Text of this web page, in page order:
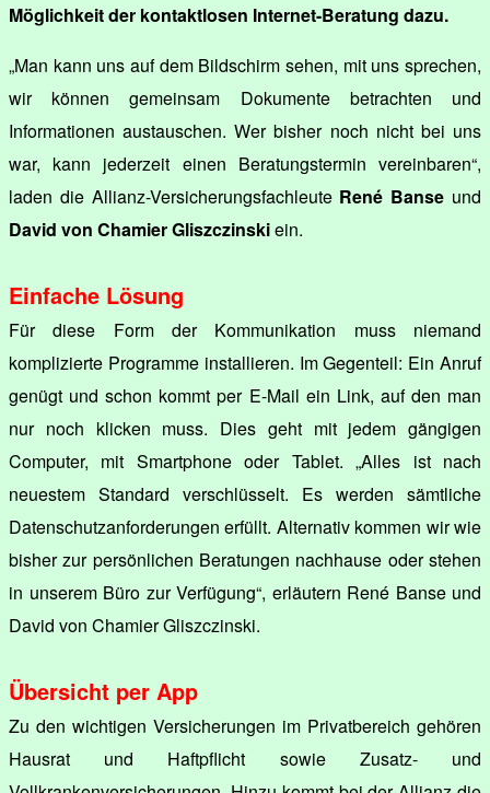
Möglichkeit der kontaktlosen Internet-Beratung dazu.
„Man kann uns auf dem Bildschirm sehen, mit uns sprechen,
wir können gemeinsam Dokumente betrachten und
Informationen austauschen. Wer bisher noch nicht bei uns
war, kann jederzeit einen Beratungstermin vereinbaren“,
laden die Allianz-Versicherungsfachleute René Banse und
David von Chamier Gliszczinskiein.
Einfache Lösung
Für diese Form der Kommunikation muss niemand
komplizierte Programme installieren. Im Gegenteil: Ein Anruf
genügt und schon kommt per E-Mail ein Link, auf den man
nur noch klicken muss. Dies geht mit jedem gängigen
Computer, mit Smartphone oder Tablet. „Alles ist nach
neuestem Standard verschlüsselt. Es werden sämtliche
Datenschutzanforderungen erfüllt. Alternativ kommen wir wie
bisher zur persönlichen Beratungen nachhause oder stehen
in unserem Büro zur Verfügung“, erläutern René Banse und
David von Chamier Gliszczinski.
Übersicht per App
Zu den wichtigen Versicherungen im Privatbereich gehören
Hausrat und Haftpflicht sowie Zusatz- und